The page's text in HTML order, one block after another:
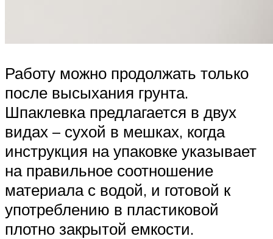
Работу можно продолжать только
после высыхания грунта.
Шпаклевка предлагается в двух
видах – сухой в мешках, когда
инструкция на упаковке указывает
на правильное соотношение
материала с водой, и готовой к
употреблению в пластиковой
плотно закрытой емкости.